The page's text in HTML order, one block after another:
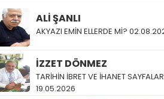
ALİ ŞANLI
AKYAZI EMİN ELLERDE Mİ?
İZZET DÖNMEZ
TARİHİN İBRET VE İHANET
19.05.2026